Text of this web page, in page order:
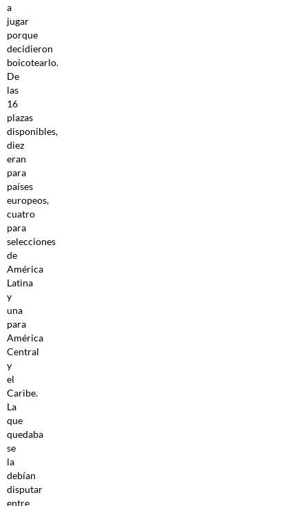
a
jugar
porque
decidieron
boicotearlo.
De
las
16
plazas
disponibles,
diez
eran
para
países
europeos,
cuatro
para
selecciones
de
América
Latina
y
una
para
América
Central
y
el
Caribe.
La
que
quedaba
se
la
debían
disputar
entre